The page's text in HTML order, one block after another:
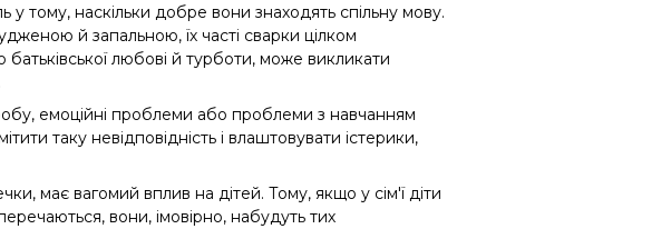
у тому, наскільки добре вони знаходять спільну мову.
й запальною, їх часті сварки цілком
любові й турботи, може викликати
емоційні проблеми або проблеми з навчанням
таку невідповідність і влаштовувати істерики,
має вагомий вплив на дітей. Тому, якщо у сім'їдіти
вони, імовірно, набудуть тих